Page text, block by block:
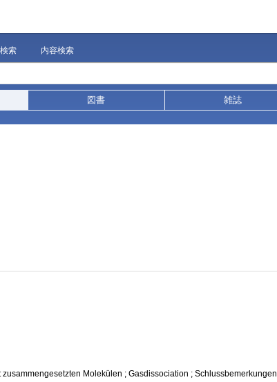
索 内容検索
図書 雑誌
Molekülen ; Gasdissociation ; Schlussbemerkungen